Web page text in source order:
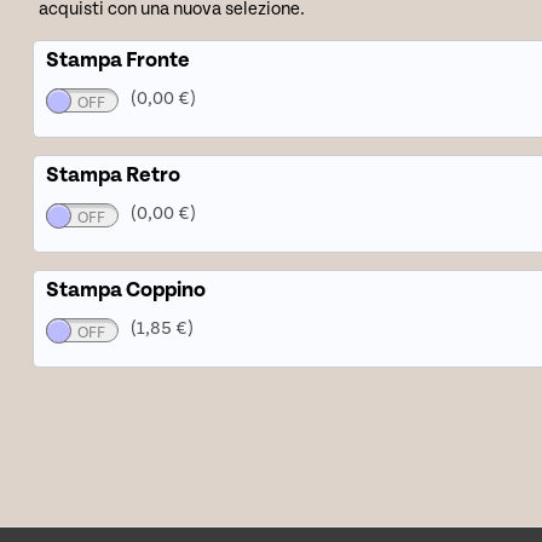
acquisti con una nuova selezione.
Stampa Fronte
(0,00 €)
Stampa Retro
(0,00 €)
Stampa Coppino
(1,85 €)